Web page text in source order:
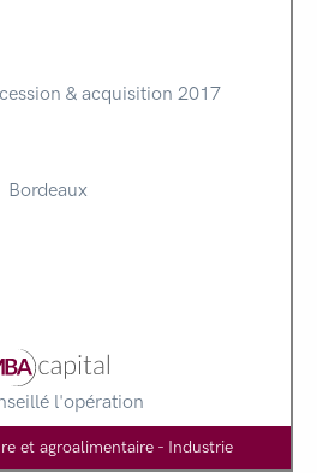
& acquisition 2017
Bordeaux
l'opération
et agroalimentaire - Industrie